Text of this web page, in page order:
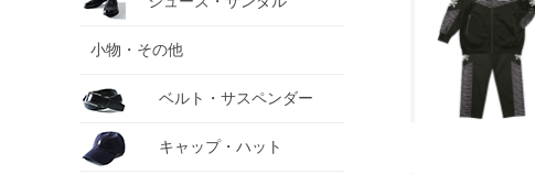
小物・その他
ベルト・サスペンダー
キャップ・ハット